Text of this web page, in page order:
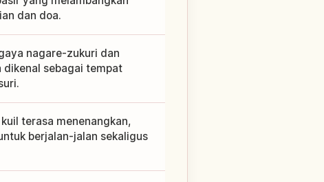
dan doa.
nagare-zukuri dan
dikenal sebagai tempat
terasa menenangkan,
berjalan-jalan sekaligus